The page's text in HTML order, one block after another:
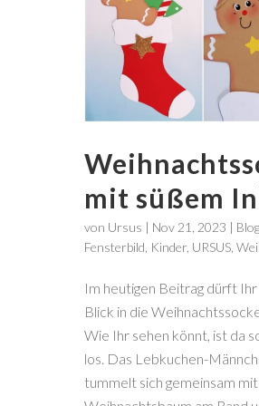
mit süßem
von Ursus | Nov 21, 2023 | Blog
Fensterbild Kinder, URSUS,
Im heutigen Beitrag dürft Ihr
Blick in die
Wie Ihr sehen könnt, ist da
los. Das Lebkuchen-
tummelt sich gemeinsam